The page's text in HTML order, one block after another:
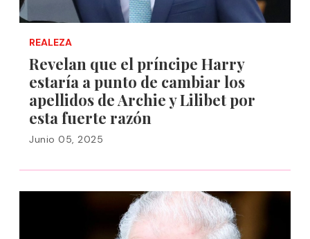
REALEZA
Revelan que el príncipe Harry
estaría a punto de cambiar los
apellidos de Archie y Lilibet por
esta fuerte razón
Junio 05, 2025